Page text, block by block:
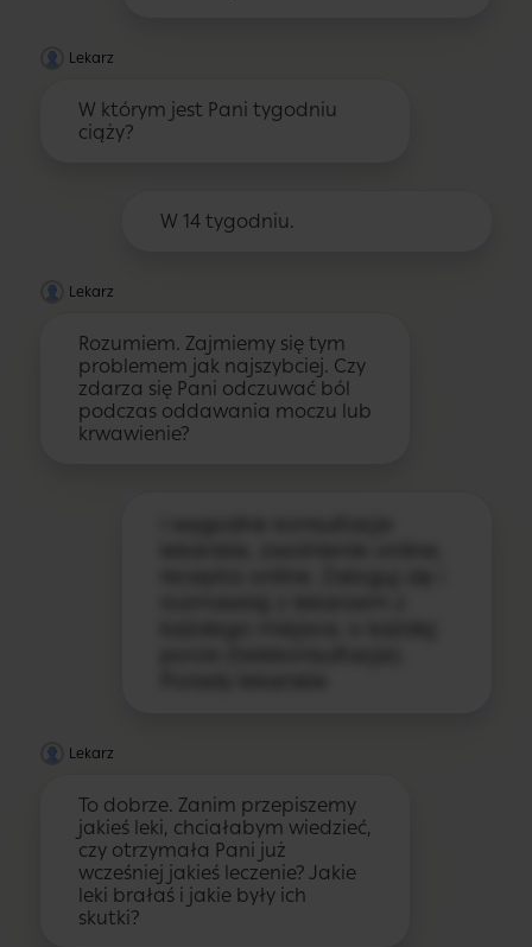
Lekarz
W którym jest Pani tygodniu
ciąży?
W 14 tygodniu.
Lekarz
Rozumiem. Zajmiemy się tym
problemem jak najszybciej. Czy
zdarza się Pani odczuwać ból
podczas oddawania moczu lub
krwawienie?
Lekarz
To dobrze. Zanim przepiszemy
jakieś leki, chciałabym wiedzieć,
czy otrzymała Pani już
wcześniej jakieś leczenie? Jakie
leki brałaś i jakie były ich
skutki?